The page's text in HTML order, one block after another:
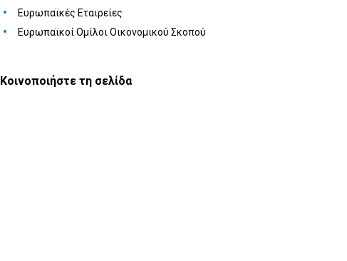
Ευρωπαϊκές Εταιρείες
Ευρωπαϊκοί Ομίλοι Οικονομικού Σκοπού
Κοινοποιήστε τη σελίδα